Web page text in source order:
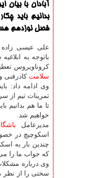
آبادان با
بدانیم باید
فصل نوزدهم
علی عیسی زاده
باتوجه به
كروناویروس
سلامت كادرفنی
وی ادامه داد:
تمرینات تیم از
تا ما هم بدانیم
خواهیم شد.
مدیرعامل
اسكوچیچ در
كه جواب ما را
وی درباره
سختی را از نظر